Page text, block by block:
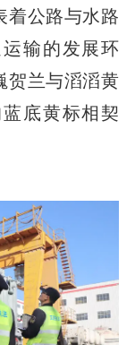
着公路与水路
输的发展环
贺兰与滔滔黄
底黄标相契